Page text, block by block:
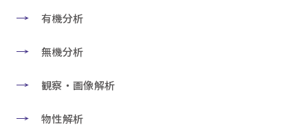
有機分析
無機分析
観察・画像解析
物性解析